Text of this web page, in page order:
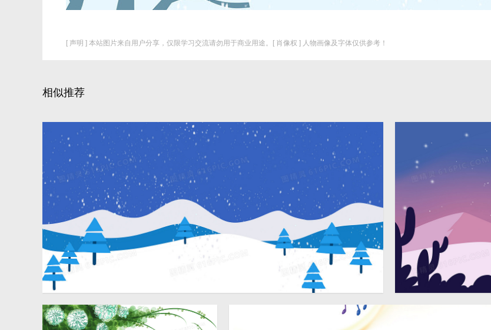
[ 声明 ] 本站图片来自用户分享，仅限学习交流请勿用于商业用途。[ 肖像权 ] 人物画像及字体仅供参考！
相似推荐
小清新手绘雪景素材 4724 × 2362